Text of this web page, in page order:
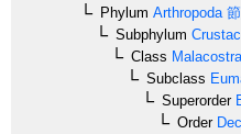
Phylum Arthropoda
Subphylum
Class
Subclass
Superorder
Order